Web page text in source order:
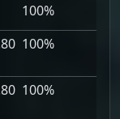
100%
80 100%
80 100%